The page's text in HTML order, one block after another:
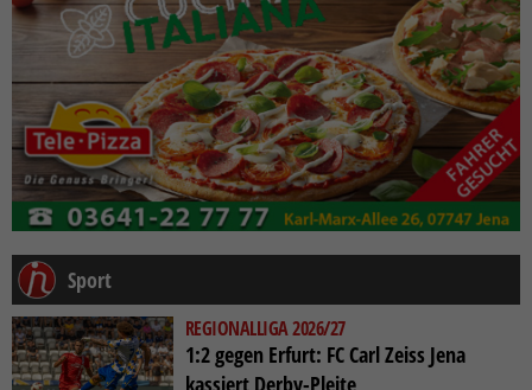
Sport
REGIONALLIGA 2026/27
1:2 gegen Erfurt: FC Carl Zeiss Jena
kassiert Derby-Pleite